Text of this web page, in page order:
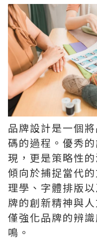
品牌設計是一個
碼的過程。優秀
現，更是策略性
傾向於捕捉當代
理學、字體排版
牌的創新精神與
僅強化品牌的辨
鳴。